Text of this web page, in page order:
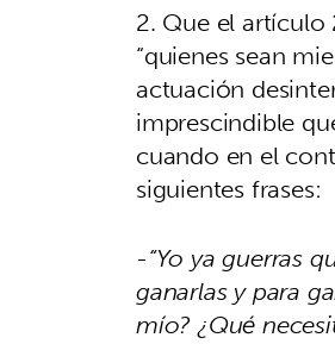
2. Que el artículo
“quienes sean
actuación
imprescindible
cuando en el
siguientes frases:
-“Yo ya guerras
ganarlas y para
mío? ¿Qué